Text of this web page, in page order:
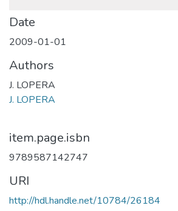
Date
2009-01-01
Authors
J. LOPERA
J. LOPERA
item.page.isbn
9789587142747
URI
http://hdl.handle.net/10784/26184